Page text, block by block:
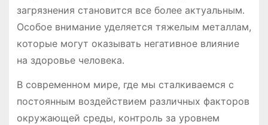
загрязнения становится все более актуальным․
Особое внимание уделяется тяжелым металлам,
которые могут оказывать негативное влияние
на здоровье человека․
В современном мире, где мы сталкиваемся с
постоянным воздействием различных факторов
окружающей среды, контроль за уровнем